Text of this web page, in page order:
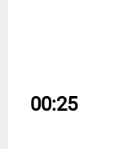
00:25